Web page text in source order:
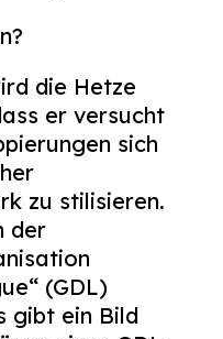
die Hetze
er versucht
sich
zu stilisieren.
der
(GDL)
gibt ein Bild